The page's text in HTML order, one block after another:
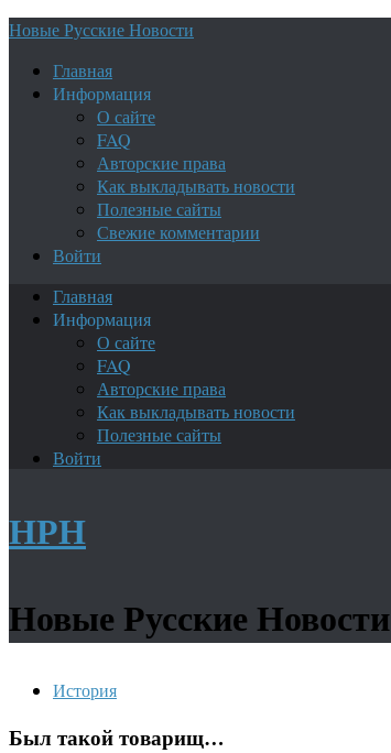
Новые Русские Новости
Главная
Информация
О сайте
FAQ
Авторские права
Как выкладывать новости
Полезные сайты
Свежие комментарии
Войти
Главная
Информация
О сайте
FAQ
Авторские права
Как выкладывать новости
Полезные сайты
Войти
НРН
Новые Русские Новости
История
Был такой товарищ…